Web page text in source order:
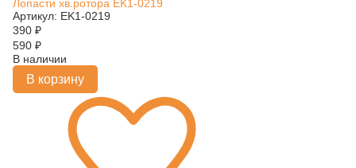
Лопасти хв.ротора EK1-0219
Артикул: EK1-0219
390 ₽
590 ₽
В наличии
В корзину